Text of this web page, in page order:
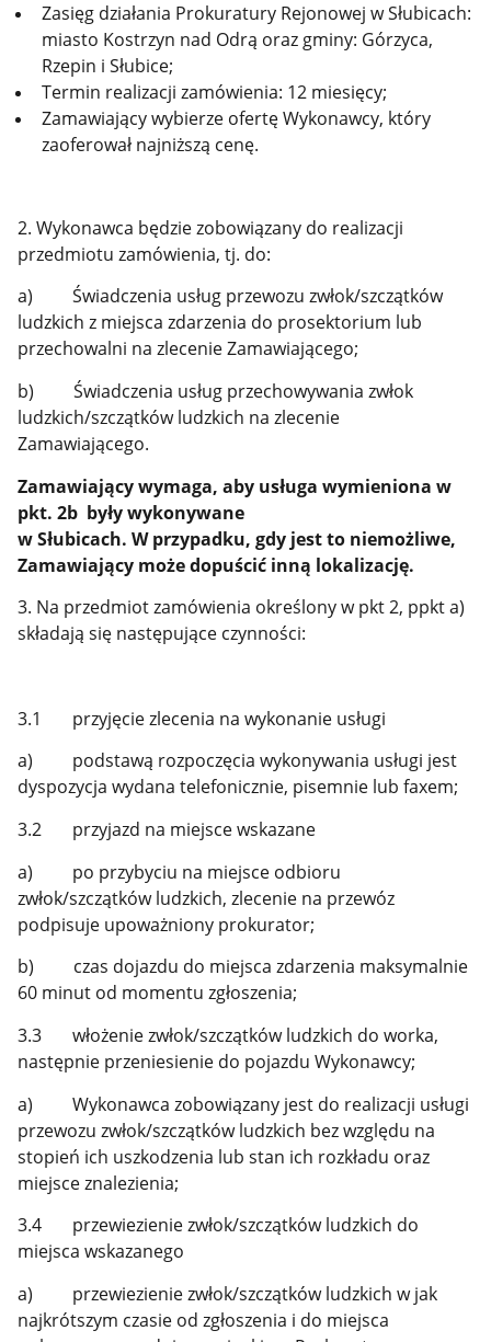
Zasięg działania Prokuratury Rejonowej w Słubicach:
miasto Kostrzyn nad Odrą oraz gminy: Górzyca,
Rzepin i Słubice;
Termin realizacji zamówienia: 12 miesięcy;
Zamawiający wybierze ofertę Wykonawcy, który
zaoferował najniższą cenę.
2. Wykonawca będzie zobowiązany do realizacji
przedmiotu zamówienia, tj. do:
a) Świadczenia usług przewozu zwłok/szczątków
ludzkich z miejsca zdarzenia do prosektorium lub
przechowalni na zlecenie Zamawiającego;
b) Świadczenia usług przechowywania zwłok
ludzkich/szczątków ludzkich na zlecenie
Zamawiającego.
Zamawiający wymaga, aby usługa wymieniona w
pkt. 2b były wykonywane
w Słubicach. W przypadku, gdy jest to niemożliwe,
Zamawiający może dopuścić inną lokalizację.
3. Na przedmiot zamówienia określony w pkt 2, ppkt a)
składają się następujące czynności:
3.1 przyjęcie zlecenia na wykonanie usługi
a) podstawą rozpoczęcia wykonywania usługi jest
dyspozycja wydana telefonicznie, pisemnie lub faxem;
3.2 przyjazd na miejsce wskazane
a) po przybyciu na miejsce odbioru
zwłok/szczątków ludzkich, zlecenie na przewóz
podpisuje upoważniony prokurator;
b) czas dojazdu do miejsca zdarzenia maksymalnie
60 minut od momentu zgłoszenia;
3.3 włożenie zwłok/szczątków ludzkich do worka,
następnie przeniesienie do pojazdu Wykonawcy;
a) Wykonawca zobowiązany jest do realizacji usługi
przewozu zwłok/szczątków ludzkich bez względu na
stopień ich uszkodzenia lub stan ich rozkładu oraz
miejsce znalezienia;
3.4 przewiezienie zwłok/szczątków ludzkich do
miejsca wskazanego
a) przewiezienie zwłok/szczątków ludzkich w jak
najkrótszym czasie od zgłoszenia i do miejsca